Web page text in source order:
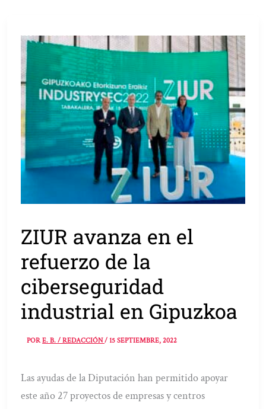
ZIUR avanza en el
refuerzo de la
ciberseguridad
industrial en Gipuzkoa
PORE. B. / REDACCIÓN/15 SEPTIEMBRE, 2022
Las ayudas de la Diputación han permitido apoyar
este año 27 proyectos de empresas y centros